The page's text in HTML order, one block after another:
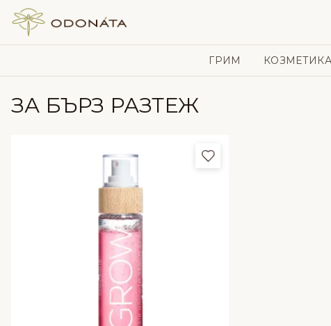
Skip to content
ГРИМ КОЗМЕТИКА
ЗА БЪРЗ РАЗТЕЖ
Добави в любими